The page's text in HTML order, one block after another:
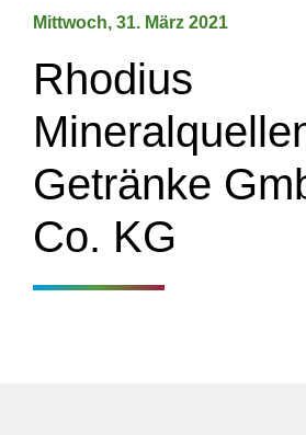
Mittwoch, 31. März 2021
Rhodius
Getränke
Co. KG